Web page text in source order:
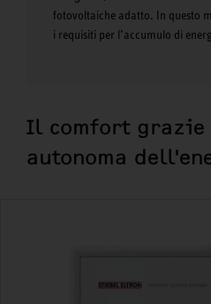
fotovoltaiche adatto. In questo
i requisiti per l’accumulo di
Il comfort grazie
autonoma